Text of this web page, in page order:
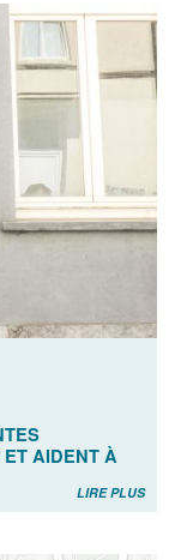
AIDENT À
LIRE PLUS